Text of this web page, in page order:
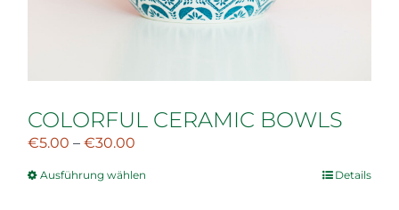
COLORFUL CERAMIC BOWLS
€5.00 – €30.00
Ausführung wählen Details